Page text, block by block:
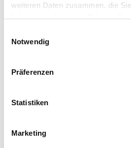
weiteren Daten zusammen, die
haben oder die sie im Rahmen
Notwendig
Präferenzen
Statistiken
Marketing
440.000 €130 m 5Zi.
Einbauküche
Gelsenkirchen
Gladbeck